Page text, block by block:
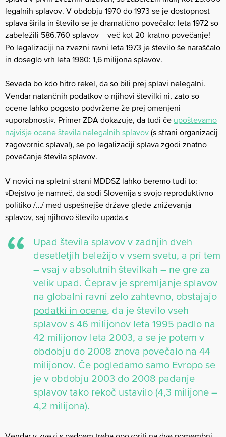
legalnih splavov. V obdobju 1970 do 1973 se je dostopnost
splava širila in število se je dramatično povečalo: leta 1972 so
zabeležili 586.760 splavov – več kot 20-kratno povečanje!
Po legalizaciji na zvezni ravni leta 1973 je število še naraščalo
in doseglo vrh leta 1980: 1,6 milijona splavov.
Seveda bo kdo hitro rekel, da so bili prej splavi nelegalni.
Vendar natančnih podatkov o njihovi številki ni, zato so
ocene lahko pogosto podvržene že prej omenjeni
»uporabnosti«. Primer ZDA dokazuje, da tudi če upoštevamo
najvišje ocene števila nelegalnih splavov (s strani organizacij
zagovornic splava!), se po legalizaciji splava zgodi znatno
povečanje števila splavov.
V novici na spletni strani MDDSZ lahko beremo tudi to:
»Dejstvo je namreč, da sodi Slovenija s svojo reproduktivno
politiko /…/ med uspešnejše države glede zniževanja
splavov, saj njihovo število upada.«
Upad števila splavov v zadnjih dveh
desetletjih beležijo v vsem svetu, a pri tem
– vsaj v absolutnih številkah – ne gre za
velik upad. Čeprav je spremljanje splavov
na globalni ravni zelo zahtevno, obstajajo
podatki in ocene, da je število vseh
splavov s 46 milijonov leta 1995 padlo na
42 milijonov leta 2003, a se je potem v
obdobju do 2008 znova povečalo na 44
milijonov. Če pogledamo samo Evropo se
je v obdobju 2003 do 2008 padanje
splavov tako rekoč ustavilo (4,3 milijone –
4,2 milijona).